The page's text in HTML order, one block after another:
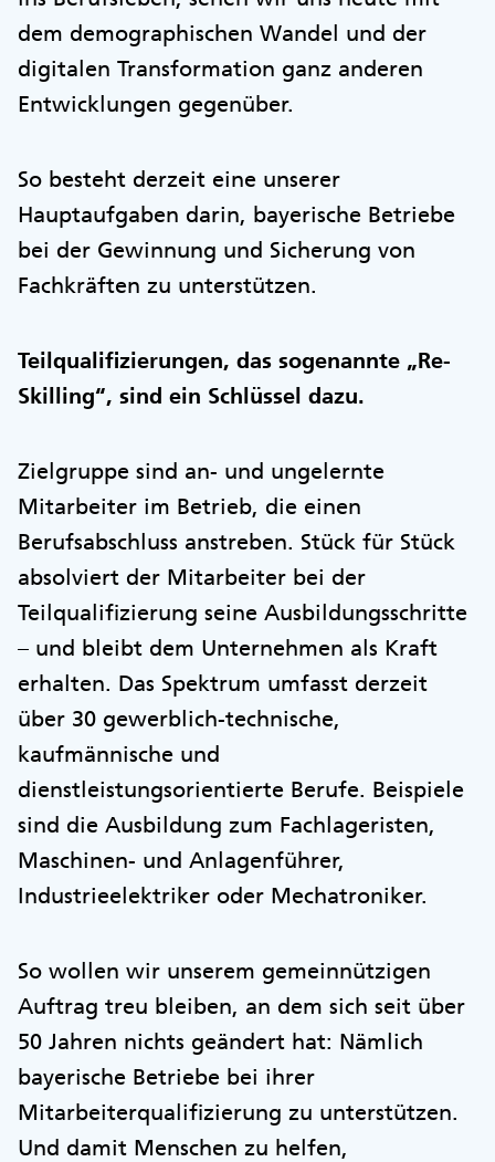
dem demographischen Wandel und der
digitalen Transformation ganz anderen
Entwicklungen gegenüber.
So besteht derzeit eine unserer
Hauptaufgaben darin, bayerische Betriebe
bei der Gewinnung und Sicherung von
Fachkräften zu unterstützen.
Teilqualifizierungen, das sogenannte „Re-
Skilling“, sind ein Schlüssel dazu.
Zielgruppe sind an- und ungelernte
Mitarbeiter im Betrieb, die einen
Berufsabschluss anstreben. Stück für Stück
absolviert der Mitarbeiter bei der
Teilqualifizierung seine Ausbildungsschritte
– und bleibt dem Unternehmen als Kraft
erhalten. Das Spektrum umfasst derzeit
über 30 gewerblich-technische,
kaufmännische und
dienstleistungsorientierte Berufe. Beispiele
sind die Ausbildung zum Fachlageristen,
Maschinen- und Anlagenführer,
Industrieelektriker oder Mechatroniker.
So wollen wir unserem gemeinnützigen
Auftrag treu bleiben, an dem sich seit über
50 Jahren nichts geändert hat: Nämlich
bayerische Betriebe bei ihrer
Mitarbeiterqualifizierung zu unterstützen.
Und damit Menschen zu helfen,